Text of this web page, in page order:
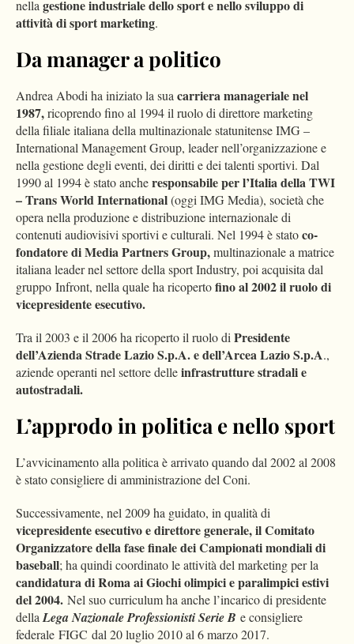
nellagestione industriale dello sport e nello sviluppo di
attività di sport marketing.
Da manager a politico
Andrea Abodi ha iniziato la suacarriera manageriale nel
1987,ricoprendo fino al 1994 il ruolo di direttore marketing
della filiale italiana della multinazionale statunitense IMG –
International Management Group, leader nell’organizzazione e
nella gestione degli eventi, dei diritti e dei talenti sportivi. Dal
1990 al 1994 è stato ancheresponsabile per l’Italia della TWI
– Trans World International(oggi IMG Media), società che
opera nella produzione e distribuzione internazionale di
contenuti audiovisivi sportivi e culturali. Nel 1994 è statoco-
fondatore di Media Partners Group,multinazionale a matrice
italiana leader nel settore della sport Industry, poi acquisita dal
gruppo Infront, nella quale ha ricopertofino al 2002 il ruolo di
vicepresidente esecutivo.
Tra il 2003 e il 2006 ha ricoperto il ruolo diPresidente
dell’Azienda Strade Lazio S.p.A. e dell’Arcea Lazio S.p.A.,
aziende operanti nel settore delleinfrastrutture stradali e
autostradali.
L’approdo in politica e nello sport
L’avvicinamento alla politica è arrivato quando dal 2002 al 2008
è stato consigliere di amministrazione del Coni.
Successivamente, nel 2009 ha guidato, in qualità di
vicepresidente esecutivo e direttore generale, il Comitato
Organizzatore della fase finale dei Campionati mondiali di
baseball; ha quindi coordinato le attività del marketing per la
candidatura di Roma ai Giochi olimpici e paralimpici estivi
del 2004. Nel suo curriculum ha anche l’incarico di presidente
dellaLega Nazionale Professionisti Serie B e consigliere
federale FIGC dal 20 luglio 2010 al 6 marzo 2017.